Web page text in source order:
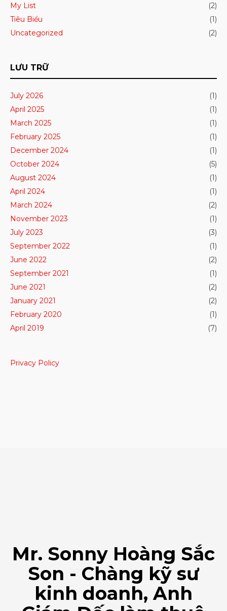
My List
(2)
Tiêu Biểu
(1)
Uncategorized
(2)
LƯU TRỮ
July 2026
(1)
April 2025
(1)
March 2025
(1)
February 2025
(1)
December 2024
(1)
October 2024
(5)
August 2024
(1)
April 2024
(1)
March 2024
(2)
November 2023
(1)
July 2023
(3)
September 2022
(1)
June 2022
(2)
September 2021
(1)
June 2021
(2)
January 2021
(2)
February 2020
(1)
April 2019
(7)
Privacy Policy
Mr. Sonny Hoàng Sắc
Son - Chàng kỹ sư
kinh doanh, Anh